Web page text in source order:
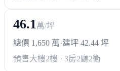
46.1萬/坪
總價 1,650 萬·建坪 42.44 坪
預售大樓2樓 · 3房2廳2衛